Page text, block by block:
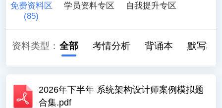
免费资料区
(85)
学员资料专区 自我提升专区
资料类型： 全部 考情分析 背诵本 默写本
2026年下半年 系统架构设计师案例模拟题
合集.pdf